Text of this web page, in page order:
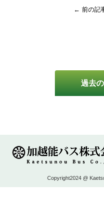
過去
← 前の記
Copyright2024 @